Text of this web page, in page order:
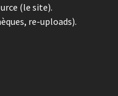
(le site).
re-uploads).